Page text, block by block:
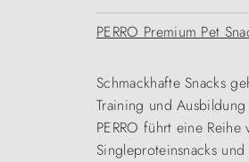
PERRO Premium Pet
Schmackhafte Snacks
Training und
PERRO führt eine
Singleproteinsnacks